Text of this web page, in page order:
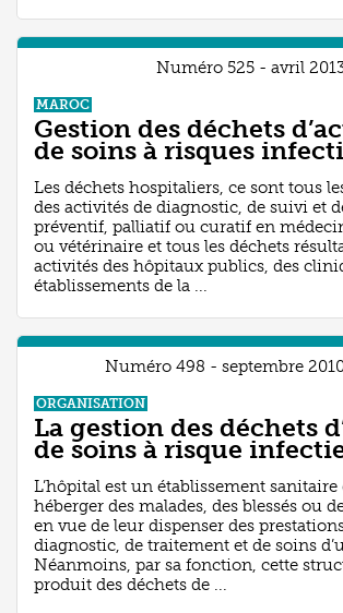
Numéro 525 - avril
MAROC
Gestion des déchets
de soins à risques
Les déchets hospitaliers, ce sont tous
des activités de diagnostic, de suivi et
préventif, palliatif ou curatif en
ou vétérinaire et tous les déchets
activités des hôpitaux publics, des
établissements de la ...
Numéro 498 - septembre
ORGANISATION
La gestion des déchets
de soins à risque
L’hôpital est un établissement sanitaire
héberger des malades, des blessés ou
en vue de leur dispenser des
diagnostic, de traitement et de soins
Néanmoins, par sa fonction, cette
produit des déchets de ...